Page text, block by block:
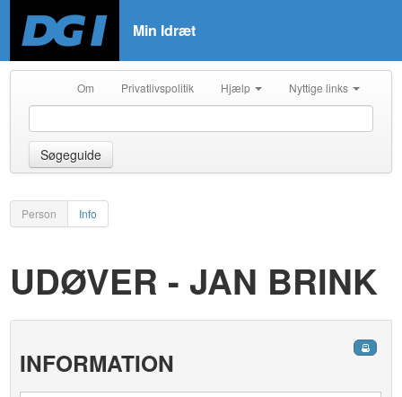
Min Idræt
Om Privatlivspolitik Hjælp Nyttige links
Søgeguide
Person Info
UDØVER - JAN BRINK
INFORMATION